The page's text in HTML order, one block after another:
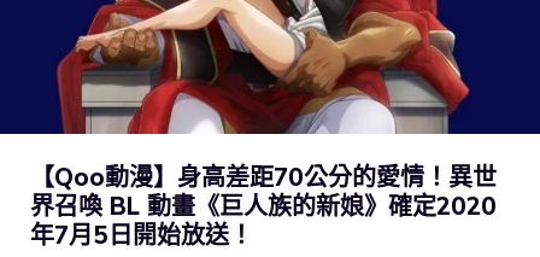
【Qoo動漫】身高差距70公分的愛情！異世
界召喚 BL 動畫《巨人族的新娘》確定2020
年7月5日開始放送！